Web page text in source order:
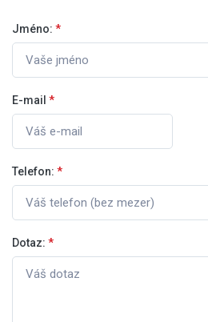
Jméno: *
E-mail *
Telefon: *
Dotaz: *